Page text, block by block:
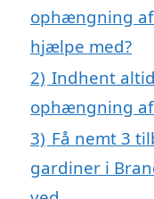
ophængning
hjælpe med?
2) Indhent
ophængning
3) Få nemt 3
gardiner i